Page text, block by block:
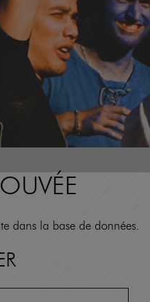
dans la base de données.